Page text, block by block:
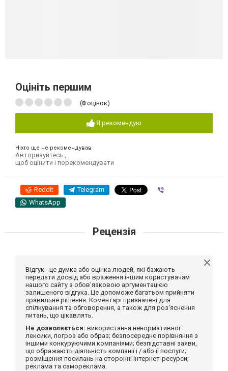
Оцініть першим
(0 оцінок)
Я рекомендую
Ніхто ще не рекомендував
Авторизуйтесь ,
щоб оцінити і порекомендувати
Reddit Telegram
WhatsApp
Рецензія
Відгук - це думка або оцінка людей, які бажають
передати досвід або враження іншим користувачам
нашого сайту з обов'язковою аргументацією
залишеного відгука. Це допоможе багатьом прийняти
правильне рішення. Коментарі призначені для
спілкування та обговорення, а також для роз'яснення
питань, що цікавлять.
Не дозволяється: використання ненормативної
лексики, погроз або образ; безпосереднє порівняння з
іншими конкуруючими компаніями; безпідставні заяви,
що ображають діяльність компанії і / або її послуги;
розміщення посилань на сторонні інтернет-ресурси;
реклама та самореклама.